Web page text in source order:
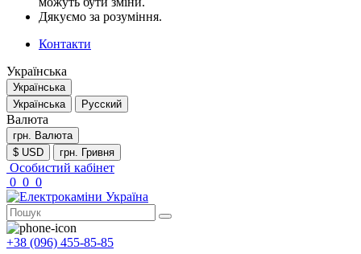
Дякуємо за розуміння.
Контакти
Українська
Українська
Українська
Русский
Валюта
грн. Валюта
$ USD
грн. Гривня
Особистий кабінет
0 0 0
+38 (096) 455-85-85